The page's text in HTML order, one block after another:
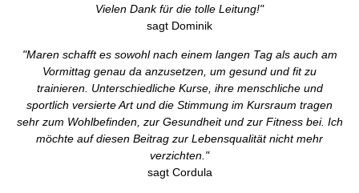
Vielen Dank für die tolle Leitung!"
sagt Dominik
"Maren schafft es sowohl nach einem langen Tag als auch am
Vormittag genau da anzusetzen, um gesund und fit zu
trainieren. Unterschiedliche Kurse, ihre menschliche und
sportlich versierte Art und die Stimmung im Kursraum tragen
sehr zum Wohlbefinden, zur Gesundheit und zur Fitness bei. Ich
möchte auf diesen Beitrag zur Lebensqualität nicht mehr
verzichten."
sagt Cordula